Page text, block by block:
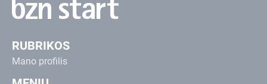
RUBRIKOS
Mano profilis